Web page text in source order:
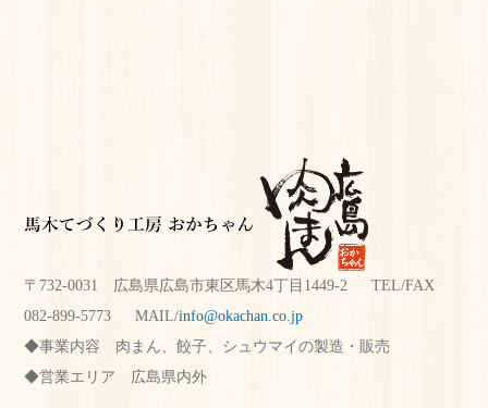
〒732-0031 広島県広島市東区馬木4丁目1449-2 TEL/FAX
082-899-5773 MAIL/info@okachan.co.jp
事業内容
肉まん、餃子、シュウマイの製造・販売
営業エリア
広島県内外